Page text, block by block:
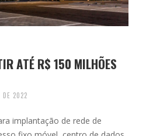
ATÉ R$ 150 MILHÕES
DE 2022
implantação de rede de